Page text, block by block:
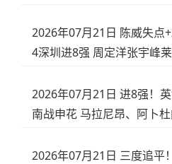
2026年07月21日 陈威失点
4深圳进8强 周定洋张宇峰
2026年07月21日 进8强！
南战申花 马拉尼昂、阿卜
2026年07月21日 三度追平